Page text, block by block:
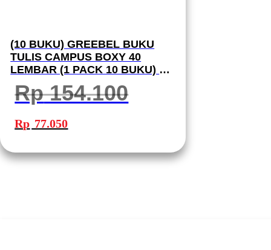
(10 BUKU) GREEBEL BUKU
TULIS CAMPUS BOXY 40
LEMBAR (1 PACK 10 BUKU) B5
40-7 SCHOOL BOOK I BUKU
TULIS GREEBEL
Rp154.100
Harga
aslinya
adalah:
Rp 77.050ini